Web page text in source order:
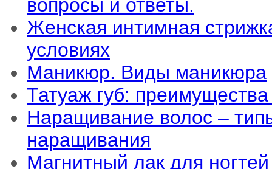
вопросы и ответы.
Женская интимная
условиях
Маникюр. Виды маникюра
Татуаж губ: преимущества
Наращивание волос –
наращивания
Магнитный лак для